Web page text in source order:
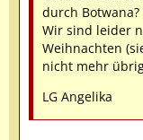
durch
Wir sind leider
Weihnachten
nicht mehr
LG Angelika